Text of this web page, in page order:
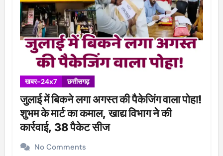
खबर-24x7 छत्तीसगढ़
जुलाई में बिकने लगा अगस्त की पैकेजिंग वाला पोहा!
शुभम के मार्ट का कमाल, खाद्य विभाग ने की
कार्रवाई, 38 पैकेट सीज
No Comments